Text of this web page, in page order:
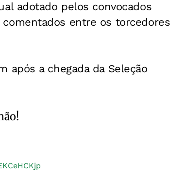
adotado pelos convocados
entre os torcedores
após a chegada da Seleção